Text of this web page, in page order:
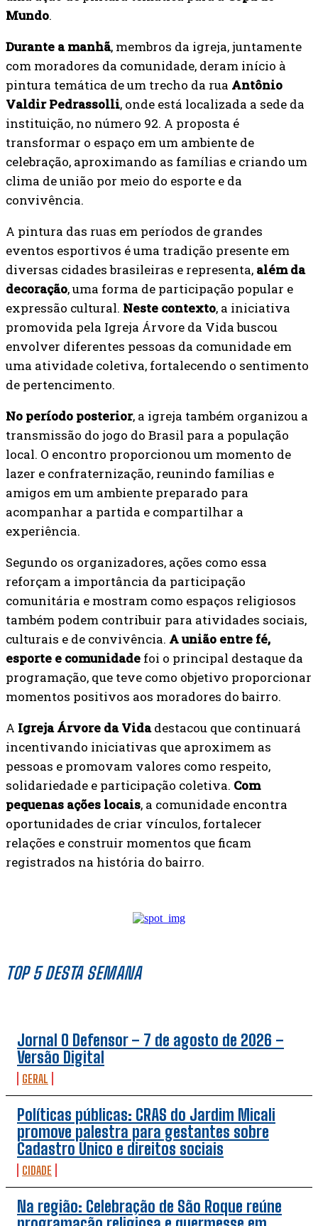
TOP 5 DESTA SEMANA
Jornal O Defensor – 7 de agosto de 2026 –
Versão Digital
GERAL
Políticas públicas: CRAS do Jardim Micali
promove palestra para gestantes sobre
Cadastro Único e direitos sociais
CIDADE
Na região: Celebração de São Roque reúne
Mundo.
Durante a manhã, membros da igreja, juntamente
com moradores da comunidade, deram início à
pintura temática de um trecho da rua Antônio
Valdir Pedrassolli, onde está localizada a sede da
instituição, no número 92. A proposta é
transformar o espaço em um ambiente de
celebração, aproximando as famílias e criando um
clima de união por meio do esporte e da
convivência.
A pintura das ruas em períodos de grandes
eventos esportivos é uma tradição presente em
diversas cidades brasileiras e representa, além da
decoração, uma forma de participação popular e
expressão cultural. Neste contexto, a iniciativa
promovida pela Igreja Árvore da Vida buscou
envolver diferentes pessoas da comunidade em
uma atividade coletiva, fortalecendo o sentimento
de pertencimento.
No período posterior, a igreja também organizou a
transmissão do jogo do Brasil para a população
local. O encontro proporcionou um momento de
lazer e confraternização, reunindo famílias e
amigos em um ambiente preparado para
acompanhar a partida e compartilhar a
experiência.
Segundo os organizadores, ações como essa
reforçam a importância da participação
comunitária e mostram como espaços religiosos
também podem contribuir para atividades sociais,
culturais e de convivência. A união entre fé,
esporte e comunidade foi o principal destaque da
programação, que teve como objetivo proporcionar
momentos positivos aos moradores do bairro.
A Igreja Árvore da Vidadestacou que continuará
incentivando iniciativas que aproximem as
pessoas e promovam valores como respeito,
solidariedade e participação coletiva. Com
pequenas ações locais, a comunidade encontra
oportunidades de criar vínculos, fortalecer
relações e construir momentos que ficam
registrados na história do bairro.